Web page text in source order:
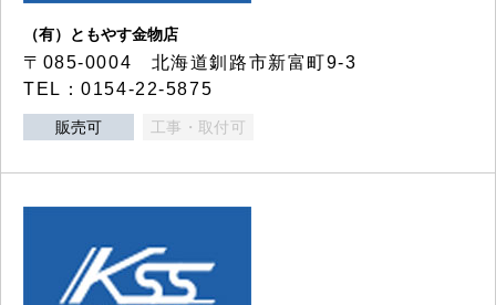
（有）ともやす金物店
〒085-0004 北海道釧路市新富町9-3
TEL：0154-22-5875
販売可 工事・取付可